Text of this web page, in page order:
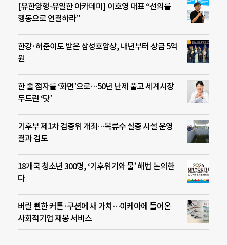
[유한양행-유일한 아카데미] 이호영 대표 “선의를
행동으로 연결하라”
한강·허준이도 받은 삼성호암상, 내년부터 상금 5억
원
한 줄 점자를 ‘화면’으로…50년 난제 풀고 세계시장
두드린 ‘닷’
기후부 제1차 검증위 개최…복류수 실증 시설 운영
결과 검토
18개국 청소년 300명, ‘기후위기와 물’ 해법 논의한
다
버릴 뻔한 커튼·쿠션에 새 가치…이케아에 들어온
사회적기업 재봉 서비스